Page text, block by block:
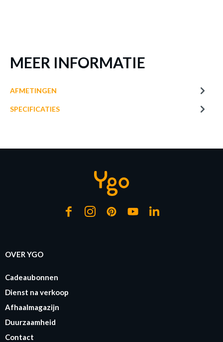
MEER INFORMATIE
AFMETINGEN
SPECIFICATIES
€ 9,95
Op voorraad Op voorraad Op
OVER YGO
Cadeaubonnen
Dienst na verkoop
Afhaalmagazijn
Duurzaamheid
Contact